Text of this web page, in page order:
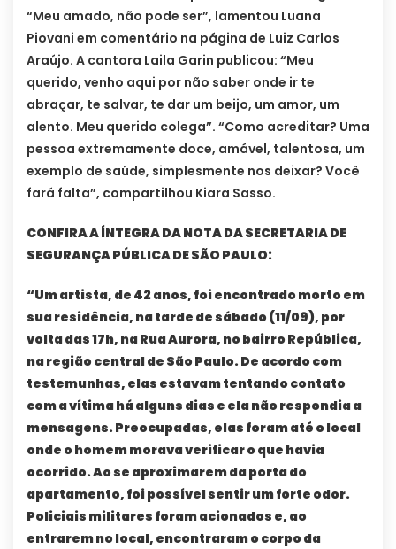
“Meu amado, não pode ser”, lamentou Luana
Piovani em comentário na página de Luiz Carlos
Araújo. A cantora Laila Garin publicou: “Meu
querido, venho aqui por não saber onde ir te
abraçar, te salvar, te dar um beijo, um amor, um
alento. Meu querido colega”. “Como acreditar? Uma
pessoa extremamente doce, amável, talentosa, um
exemplo de saúde, simplesmente nos deixar? Você
fará falta”, compartilhou Kiara Sasso.
CONFIRA A ÍNTEGRA DA NOTA DA SECRETARIA DE
SEGURANÇA PÚBLICA DE SÃO PAULO:
“Um artista, de 42 anos, foi encontrado morto em
sua residência, na tarde de sábado (11/09), por
volta das 17h, na Rua Aurora, no bairro República,
na região central de São Paulo. De acordo com
testemunhas, elas estavam tentando contato
com a vítima há alguns dias e ela não respondia a
mensagens. Preocupadas, elas foram até o local
onde o homem morava verificar o que havia
ocorrido. Ao se aproximarem da porta do
apartamento, foi possível sentir um forte odor.
Policiais militares foram acionados e, ao
entrarem no local, encontraram o corpo da